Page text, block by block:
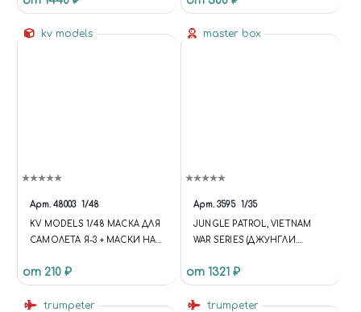
kv models
Арт. 48003 1/48
KV MODELS 1/48 МАСКА ДЛЯ
САМОЛЕТА Я-3 + МАСКИ НА
от 210 ₽
master box
Арт. 3595 1/35
JUNGLE PATROL, VIETNAM
WAR SERIES (ДЖУНГЛИ.
ВЬЕТНАМЕ»)
от 1321 ₽
trumpeter trumpeter